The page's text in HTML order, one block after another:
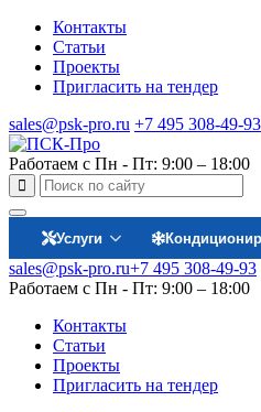
Контакты
Статьи
Проекты
Пригласить на тендер
sales@psk-pro.ru +7 495 308-49-93
Работаем с Пн - Пт: 9:00 – 18:00
Услуги
sales@psk-pro.ru+7 495 308-49-93
Работаем с Пн - Пт: 9:00 – 18:00
Контакты
Статьи
Проекты
Пригласить на тендер